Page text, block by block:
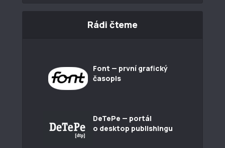
Rádi čteme
Font — první grafický
časopis
DeTePe — portál
o desktop publishingu